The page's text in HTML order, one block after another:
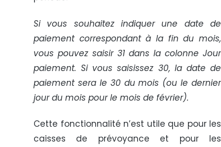
Si vous souhaitez indiquer une date de
paiement correspondant à la fin du mois,
vous pouvez saisir 31 dans la colonne Jour
paiement. Si vous saisissez 30, la date de
paiement sera le 30 du mois (ou le dernier
jour du mois pour le mois de février).
Cette fonctionnalité n’est utile que pour les
caisses de prévoyance et pour les